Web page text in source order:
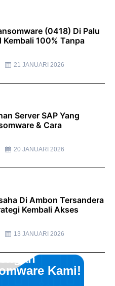
(0418) Di Palu
100% Tanpa
21 JANUARI 2026
Server SAP Yang
& Cara
20 JANUARI 2026
Di Ambon Tersandera
Kembali Akses
13 JANUARI 2026
Kami!